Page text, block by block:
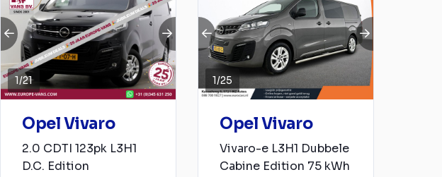
1/21
Opel Vivaro
2.0 CDTI 123pk L3H1
D.C. Edition
1/25
Opel Vivaro
Vivaro-e L3H1 Dubbele
Cabine Edition 75 kWh